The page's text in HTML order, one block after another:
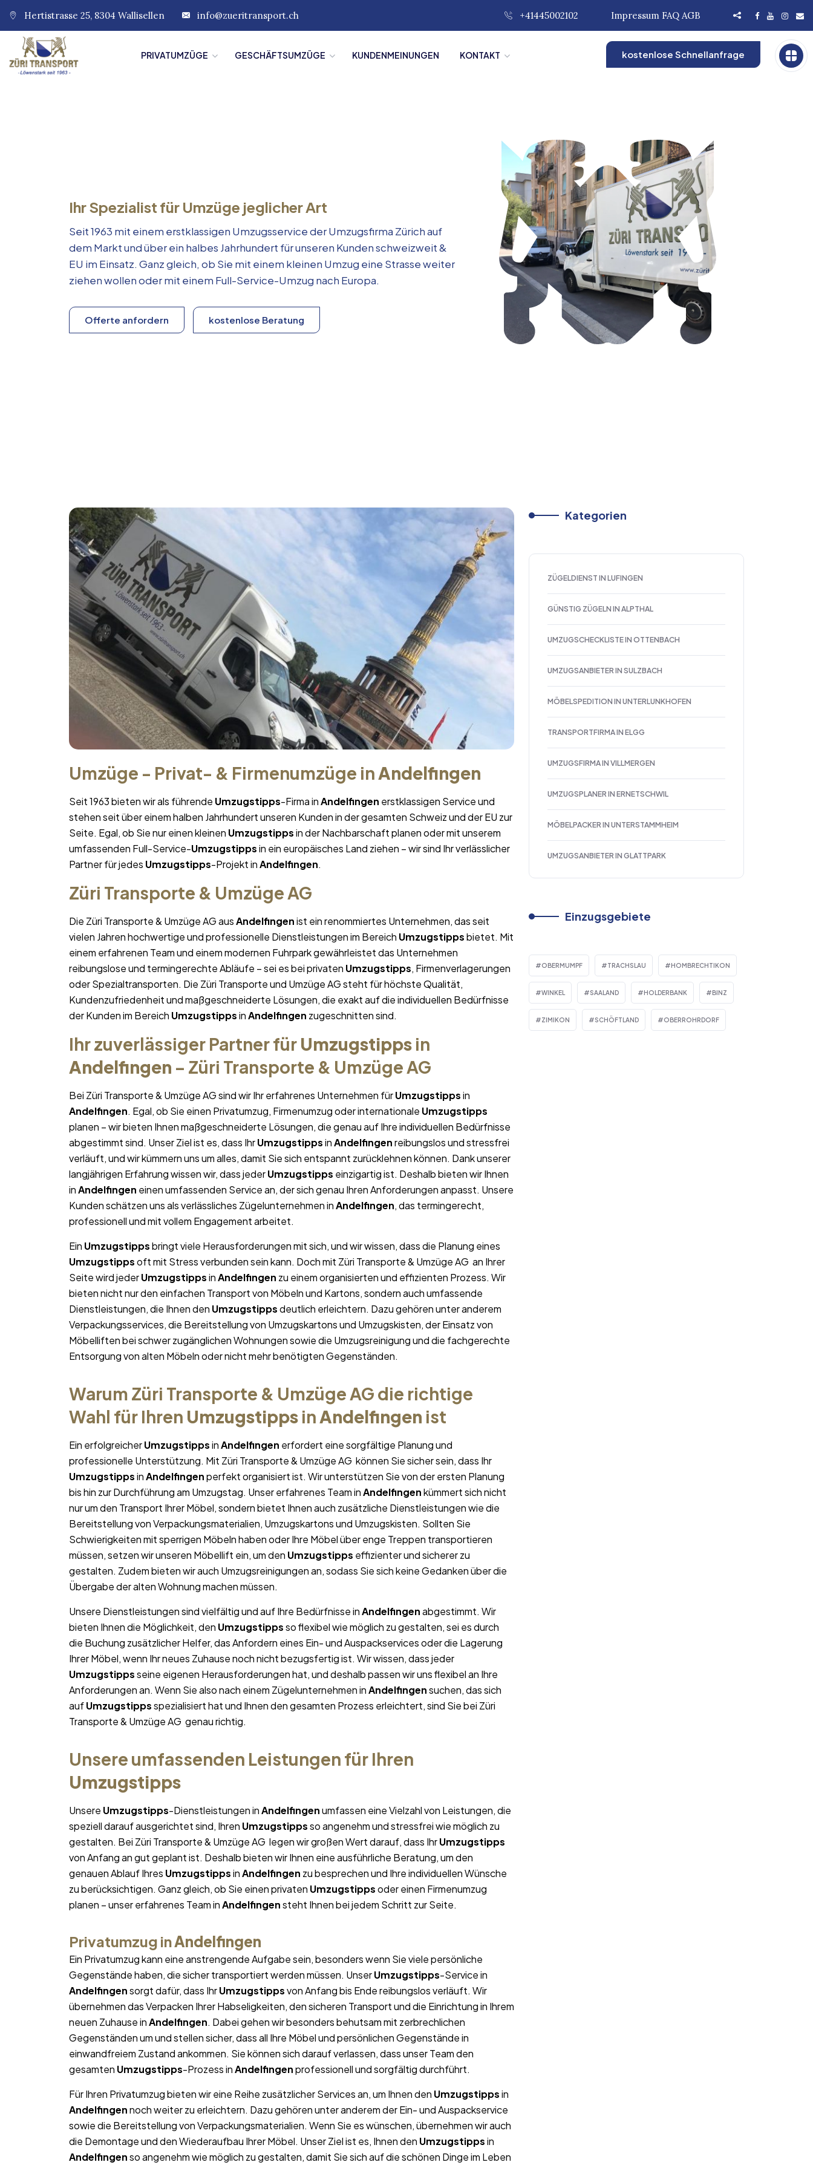
Hertistrasse 25, 8304 Wallisellen info@zueritransport.ch +41445002102 Impressum FAQ AGB
PRIVATUMZÜGE GESCHÄFTSUMZÜGE KUNDENMEINUNGEN KONTAKT kostenlose Schnellanfrage
Ihr Spezialist für Umzüge jeglicher Art
Seit 1963 mit einem erstklassigen Umzugsservice der Umzugsfirma Zürich auf
dem Markt und über ein halbes Jahrhundert für unseren Kunden schweizweit &
EU im Einsatz. Ganz gleich, ob Sie mit einem kleinen Umzug eine Strasse weiter
ziehen wollen oder mit einem Full-Service-Umzug nach Europa.
Offerte anfordern kostenlose Beratung
Umzüge - Privat- & Firmenumzüge inAndelfingen
Seit 1963 bieten wir als führende Umzugstipps-Firma inAndelfingen erstklassigen Service und
stehen seit über einem halben Jahrhundert unseren Kunden in der gesamten Schweiz und der EU zur
Seite. Egal, ob Sie nur einen kleinen Umzugstippsin der Nachbarschaft planen oder mit unserem
umfassenden Full-Service-Umzugstippsin ein europäisches Land ziehen – wir sind Ihr verlässlicher
Partner für jedes Umzugstipps-Projekt inAndelfingen.
Züri Transporte & Umzüge AG
Die Züri Transporte & Umzüge AG ausAndelfingenist ein renommiertes Unternehmen, das seit
vielen Jahren hochwertige und professionelle Dienstleistungen im Bereich Umzugstippsbietet. Mit
einem erfahrenen Team und einem modernen Fuhrpark gewährleistet das Unternehmen
reibungslose und termingerechte Abläufe – sei es bei privaten Umzugstipps, Firmenverlagerungen
oder Spezialtransporten. Die Züri Transporte und Umzüge AG steht für höchste Qualität,
Kundenzufriedenheit und maßgeschneiderte Lösungen, die exakt auf die individuellen Bedürfnisse
der Kunden im Bereich UmzugstippsinAndelfingen zugeschnitten sind.
Ihr zuverlässiger Partner für Umzugstipps in
Andelfingen – Züri Transporte & Umzüge AG
Bei Züri Transporte & Umzüge AG sind wir Ihr erfahrenes Unternehmen fürUmzugstippsin
Andelfingen. Egal, ob Sie einen Privatumzug, Firmenumzug oder internationale Umzugstipps
planen – wir bieten Ihnen maßgeschneiderte Lösungen, die genau auf Ihre individuellen Bedürfnisse
abgestimmt sind. Unser Ziel ist es, dass IhrUmzugstippsinAndelfingenreibungslos und stressfrei
verläuft, und wir kümmern uns um alles, damit Sie sich entspannt zurücklehnen können. Dank unserer
langjährigen Erfahrung wissen wir, dass jederUmzugstipps einzigartig ist. Deshalb bieten wir Ihnen
inAndelfingen einen umfassenden Service an, der sich genau Ihren Anforderungen anpasst. Unsere
Kunden schätzen uns als verlässliches Zügelunternehmen inAndelfingen, das termingerecht,
professionell und mit vollem Engagement arbeitet.
Ein Umzugstippsbringt viele Herausforderungen mit sich, und wir wissen, dass die Planung eines
Umzugstippsoft mit Stress verbunden sein kann. Doch mit Züri Transporte & Umzüge AG an Ihrer
Seite wird jederUmzugstippsinAndelfingen zu einem organisierten und effizienten Prozess. Wir
bieten nicht nur den einfachen Transport von Möbeln und Kartons, sondern auch umfassende
Dienstleistungen, die Ihnen den Umzugstippsdeutlich erleichtern. Dazu gehören unter anderem
Verpackungsservices, die Bereitstellung von Umzugskartons und Umzugskisten, der Einsatz von
Möbelliften bei schwer zugänglichen Wohnungen sowie die Umzugsreinigung und die fachgerechte
Entsorgung von alten Möbeln oder nicht mehr benötigten Gegenständen.
Warum Züri Transporte & Umzüge AG die richtige
Wahl für Ihren Umzugstipps inAndelfingen ist
Ein erfolgreicherUmzugstippsinAndelfingen erfordert eine sorgfältige Planung und
professionelle Unterstützung. Mit Züri Transporte & Umzüge AG können Sie sicher sein, dass Ihr
UmzugstippsinAndelfingenperfekt organisiert ist. Wir unterstützen Sie von der ersten Planung
bis hin zur Durchführung am Umzugstag. Unser erfahrenes Team inAndelfingenkümmert sich nicht
nur um den Transport Ihrer Möbel, sondern bietet Ihnen auch zusätzliche Dienstleistungen wie die
Bereitstellung von Verpackungsmaterialien, Umzugskartons und Umzugskisten. Sollten Sie
Schwierigkeiten mit sperrigen Möbeln haben oder Ihre Möbel über enge Treppen transportieren
müssen, setzen wir unseren Möbellift ein, um den Umzugstipps effizienter und sicherer zu
gestalten. Zudem bieten wir auch Umzugsreinigungen an, sodass Sie sich keine Gedanken über die
Übergabe der alten Wohnung machen müssen.
Unsere Dienstleistungen sind vielfältig und auf Ihre Bedürfnisse inAndelfingenabgestimmt. Wir
bieten Ihnen die Möglichkeit, den Umzugstippsso flexibel wie möglich zu gestalten, sei es durch
die Buchung zusätzlicher Helfer, das Anfordern eines Ein- und Auspackservices oder die Lagerung
Ihrer Möbel, wenn Ihr neues Zuhause noch nicht bezugsfertig ist. Wir wissen, dass jeder
Umzugstippsseine eigenen Herausforderungen hat, und deshalb passen wir uns flexibel an Ihre
Anforderungen an. Wenn Sie also nach einem Zügelunternehmen inAndelfingensuchen, das sich
aufUmzugstippsspezialisiert hat und Ihnen den gesamten Prozess erleichtert, sind Sie bei Züri
Transporte & Umzüge AG genau richtig.
Unsere umfassenden Leistungen für Ihren
Umzugstipps
Unsere Umzugstipps-Dienstleistungen inAndelfingenumfassen eine Vielzahl von Leistungen, die
speziell darauf ausgerichtet sind, Ihren Umzugstippsso angenehm und stressfrei wie möglich zu
gestalten. Bei Züri Transporte & Umzüge AG legen wir großen Wert darauf, dass IhrUmzugstipps
von Anfang an gut geplant ist. Deshalb bieten wir Ihnen eine ausführliche Beratung, um den
genauen Ablauf Ihres UmzugstippsinAndelfingen zu besprechen und Ihre individuellen Wünsche
zu berücksichtigen. Ganz gleich, ob Sie einen privaten Umzugstippsoder einen Firmenumzug
planen – unser erfahrenes Team inAndelfingensteht Ihnen bei jedem Schritt zur Seite.
Privatumzug inAndelfingen
Ein Privatumzug kann eine anstrengende Aufgabe sein, besonders wenn Sie viele persönliche
Gegenstände haben, die sicher transportiert werden müssen. UnserUmzugstipps-Service in
Andelfingensorgt dafür, dass IhrUmzugstippsvon Anfang bis Ende reibungslos verläuft. Wir
übernehmen das Verpacken Ihrer Habseligkeiten, den sicheren Transport und die Einrichtung in Ihrem
neuen Zuhause inAndelfingen. Dabei gehen wir besonders behutsam mit zerbrechlichen
Gegenständen um und stellen sicher, dass all Ihre Möbel und persönlichen Gegenstände in
einwandfreiem Zustand ankommen. Sie können sich darauf verlassen, dass unser Team den
gesamten Umzugstipps-Prozess inAndelfingenprofessionell und sorgfältig durchführt.
Für Ihren Privatumzug bieten wir eine Reihe zusätzlicher Services an, um Ihnen den Umzugstippsin
Andelfingennoch weiter zu erleichtern. Dazu gehören unter anderem der Ein- und Auspackservice
sowie die Bereitstellung von Verpackungsmaterialien. Wenn Sie es wünschen, übernehmen wir auch
die Demontage und den Wiederaufbau Ihrer Möbel. Unser Ziel ist es, Ihnen den Umzugstippsin
Andelfingenso angenehm wie möglich zu gestalten, damit Sie sich auf die schönen Dinge im Leben
Kategorien
ZÜGELDIENST IN LUFINGEN
GÜNSTIG ZÜGELN IN ALPTHAL
UMZUGSCHECKLISTE IN OTTENBACH
UMZUGSANBIETER IN SULZBACH
MÖBELSPEDITION IN UNTERLUNKHOFEN
TRANSPORTFIRMA IN ELGG
UMZUGSFIRMA IN VILLMERGEN
UMZUGSPLANER IN ERNETSCHWIL
MÖBELPACKER IN UNTERSTAMMHEIM
UMZUGSANBIETER IN GLATTPARK
Einzugsgebiete
OBERMUMPF TRACHSLAU HOMBRECHTIKON
WINKEL SAALAND HOLDERBANK BINZ
ZIMIKON SCHÖFTLAND OBERROHRDORF